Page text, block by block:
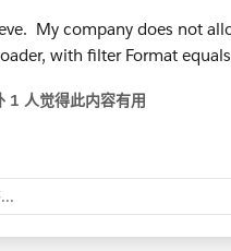
My company does not
with filter Format
1 人觉得此内容有用